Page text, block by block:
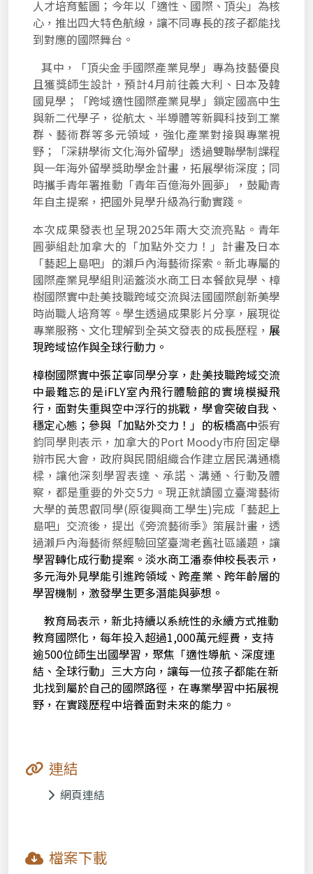
人才培育藍圖；今年以「適性、國際、頂尖」為核
心，推出四大特色航線，讓不同專長的孩子都能找
到對應的國際舞台。
其中，「頂尖金手國際產業見學」專為技藝優良
且獲獎師生設計，預計4月前往義大利、日本及韓
國見學；「跨域適性國際產業見學」鎖定國高中生
與新二代學子，從航太、半導體等新興科技到工業
群、藝術群等多元領域，強化產業對接與專業視
野；「深耕學術文化海外留學」透過雙聯學制課程
與一年海外留學獎助學金計畫，拓展學術深度；同
時攜手青年署推動「青年百億海外圓夢」，鼓勵青
年自主提案，把國外見學升級為行動實踐。
本次成果發表也呈現2025年兩大交流亮點。青年
圓夢組赴加拿大的「加點外交力！」計畫及日本
「藝起上島吧」的瀨戶內海藝術探索。新北專屬的
國際產業見學組則涵蓋淡水商工日本餐飲見學、樟
樹國際實中赴美技職跨域交流與法國國際創新美學
時尚職人培育等。學生透過成果影片分享，展現從
專業服務、文化理解到全英文發表的成長歷程， 展
現跨域協作與全球行動力。
樟樹國際實中張芷寧同學分享，赴美技職跨域交流
中最難忘的是iFLY室內飛行體驗館的實境模擬飛
行，面對失重與空中浮行的挑戰，學會突破自我、
穩定心態；參與「加點外交力！」的板橋高中張宥
鈞同學則表示，加拿大的Port Moody市府固定舉
辦市民大會，政府與民間組織合作建立居民溝通橋
樑，讓他深刻學習表達、承諾、溝通、行動及體
察，都是重要的外交5力。現正就讀國立臺灣藝術
大學的黃思叡同學(原復興商工學生)完成「藝起上
島吧」交流後，提出《旁流藝術季》策展計畫，透
過瀨戶內海藝術祭經驗回望臺灣老舊社區議題，讓
學習轉化成行動提案。淡水商工潘泰伸校長表示，
多元海外見學能引進跨領域、跨產業、跨年齡層的
學習機制，激發學生更多潛能與夢想。
教育局表示，新北持續以系統性的永續方式推動
教育國際化，每年投入超過1,000萬元經費，支持
逾500位師生出國學習，聚焦「適性導航、深度連
結、全球行動」三大方向，讓每一位孩子都能在新
北找到屬於自己的國際路徑，在專業學習中拓展視
野，在實踐歷程中培養面對未來的能力。
連結
網頁連結
檔案下載